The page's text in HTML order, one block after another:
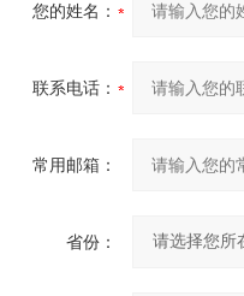
您的姓名：
联系电话：
常用邮箱：
省份：